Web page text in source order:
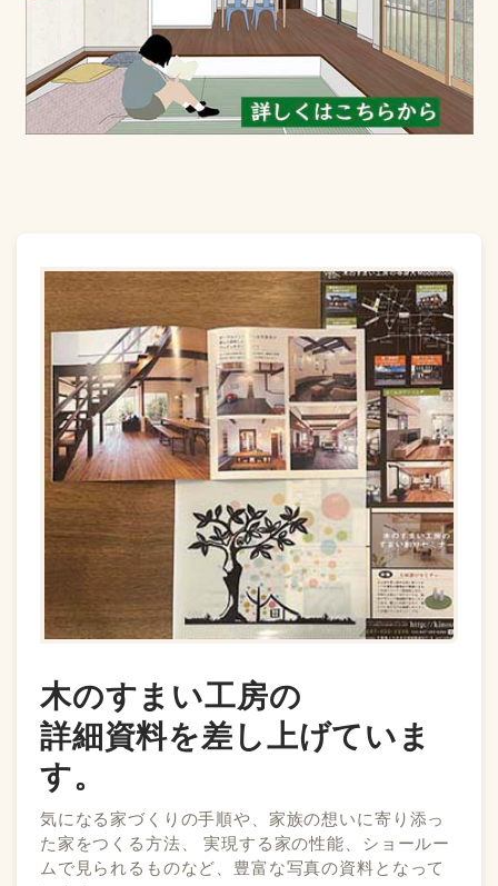
木のすまい工房の
詳細資料を差し上げていま
す。
気になる家づくりの手順や、家族の想いに寄り添っ
た家をつくる方法、 実現する家の性能、ショールー
ムで見られるものなど、豊富な写真の資料となって